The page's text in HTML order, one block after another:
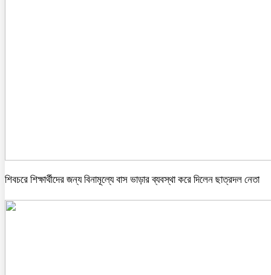
শিবচরে শিক্ষার্থীদের জন্য বিনামূল্যে বাস ভাড়ার ব্যবস্থা করে দিলেন ছাত্রদল নেতা